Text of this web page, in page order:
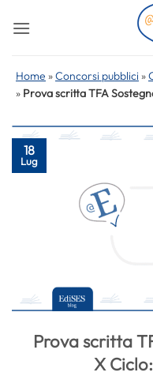
Home »Concorsi pubblici »
» Prova scritta TFA
18
Lug
Prova scritta
X